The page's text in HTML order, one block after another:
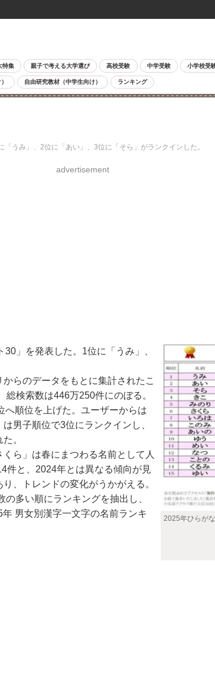
特集 親子で考える大学選び 高校受験 中学受験 小学校受
自由研究教材（中学生向け） ランキング
うみ」、2位に「あい」、3位に「そら」がランクインした。
advertisement
2025年ひらが
」を発表した。1位に「うみ」、
らのデータをもとに集計されたこ
検索数は446万250件にのぼる。
順位を上げた。ユーザーからは
男子順位で3位にランクインし、
。
ら」は春にまつわる名前として人
件と、2024年とは異なる傾向が見
、トレンドの変化がうかがえる。
多い順にランキングを抽出し、
男女別漢字一文字の名前ランキ